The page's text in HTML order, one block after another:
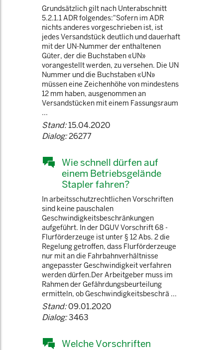
Grundsätzlich gilt nach Unterabschnitt
5.2.1.1 ADR folgendes:"Sofern im ADR
nichts anderes vorgeschrieben ist, ist
jedes Versandstück deutlich und dauerhaft
mit der UN-Nummer der enthaltenen
Güter, der die Buchstaben «UN»
vorangestellt werden, zu versehen. Die UN
Nummer und die Buchstaben «UN»
müssen eine Zeichenhöhe von mindestens
12 mm haben, ausgenommen an
Versandstücken mit einem Fassungsraum
...
Stand:15.04.2020
Dialog:26277
Wie schnell dürfen auf
einem Betriebsgelände
Stapler fahren?
In arbeitsschutzrechtlichen Vorschriften
sind keine pauschalen
Geschwindigkeitsbeschränkungen
aufgeführt. In der DGUV Vorschrift 68 -
Flurförderzeuge ist unter § 12 Abs. 2 die
Regelung getroffen, dass Flurförderzeuge
nur mit an die Fahrbahnverhältnisse
angepasster Geschwindigkeit verfahren
werden dürfen.Der Arbeitgeber muss im
Rahmen der Gefährdungsbeurteilung
ermitteln, ob Geschwindigkeitsbeschrä ...
Stand:09.01.2020
Dialog:3463
Welche Vorschriften